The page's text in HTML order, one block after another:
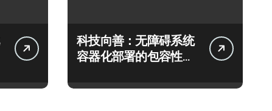
科技向善：无障碍系统
容器化部署的包容性编